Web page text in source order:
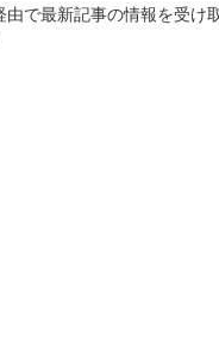
版
で最新記事の情報を受け